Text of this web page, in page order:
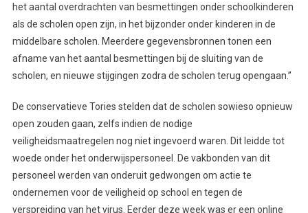
het aantal overdrachten van besmettingen onder schoolkinderen
als de scholen open zijn, in het bijzonder onder kinderen in de
middelbare scholen. Meerdere gegevensbronnen tonen een
afname van het aantal besmettingen bij de sluiting van de
scholen, en nieuwe stijgingen zodra de scholen terug opengaan.”
De conservatieve Tories stelden dat de scholen sowieso opnieuw
open zouden gaan, zelfs indien de nodige
veiligheidsmaatregelen nog niet ingevoerd waren. Dit leidde tot
woede onder het onderwijspersoneel. De vakbonden van dit
personeel werden van onderuit gedwongen om actie te
ondernemen voor de veiligheid op school en tegen de
verspreiding van het virus. Eerder deze week was er een online